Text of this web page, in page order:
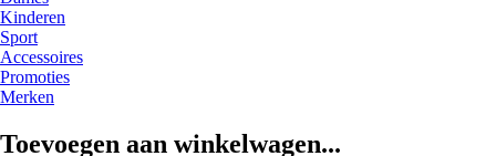
Kinderen
Sport
Accessoires
Promoties
Merken
Toevoegen aan winkelwagen...